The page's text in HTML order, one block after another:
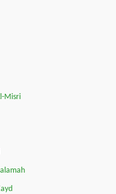
Misri